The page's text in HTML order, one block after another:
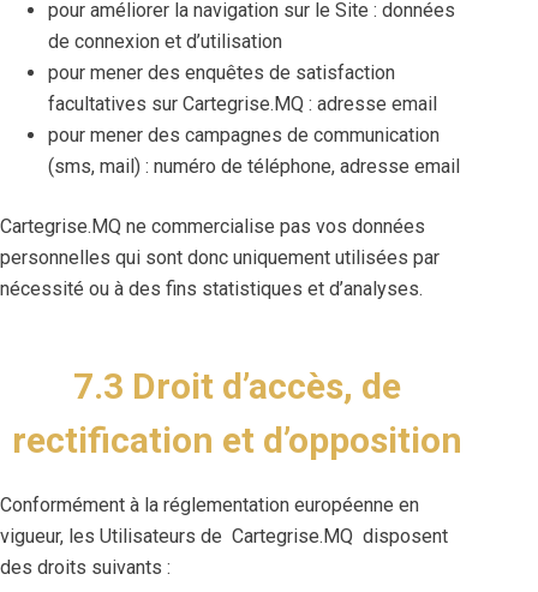
pour améliorer la navigation sur le Site : données
de connexion et d’utilisation
pour mener des enquêtes de satisfaction
facultatives sur Cartegrise.MQ : adresse email
pour mener des campagnes de communication
(sms, mail) : numéro de téléphone, adresse email
Cartegrise.MQ ne commercialise pas vos données
personnelles qui sont donc uniquement utilisées par
nécessité ou à des fins statistiques et d’analyses.
7.3 Droit d’accès, de
rectification et d’opposition
Conformément à la réglementation européenne en
vigueur, les Utilisateurs de Cartegrise.MQ disposent
des droits suivants :